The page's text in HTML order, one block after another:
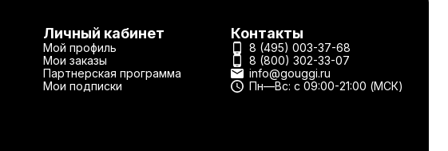
Личный кабинет
Мой профиль
Мои заказы
Партнерская программа
Мои подписки
Контакты
8 (495) 003-37-68
8 (800) 302-33-07
info@gouggi.ru
Пн—Вс: с 09:00-21:00 (МСК)